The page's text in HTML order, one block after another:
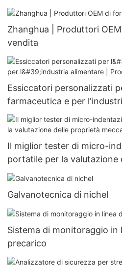
Zhanghua | Produttori
vendita
Essiccatori personalizzati
farmaceutica e per
Produttore | Zhanghua1
Il miglior tester di micro-
portatile per la valutazione
meccaniche - Zhanghua
Galvanotecnica di nichel
Sistema di monitoraggio in
precarico